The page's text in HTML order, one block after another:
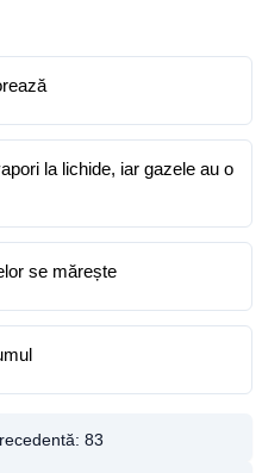
la lichide, iar gazele au o
se mărește
83